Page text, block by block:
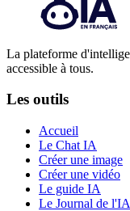
La plateforme
accessible à tous.
Les outils
Accueil
Le Chat IA
Créer une image
Créer une vidéo
Le guide IA
Le Journal de l'IA